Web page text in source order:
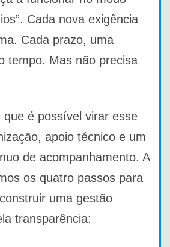
Cada nova exigência
Cada prazo, uma
tempo. Mas não precisa
que é possível virar esse
apoio técnico e um
de acompanhamento. A
os quatro passos para
uma gestão
transparência: